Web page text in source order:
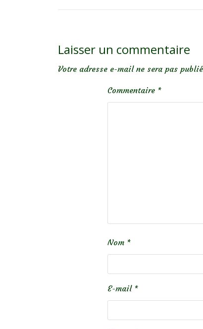
Laisser un commentaire
Votre adresse e-mail ne sera pas
Commentaire *
Nom *
E-mail *